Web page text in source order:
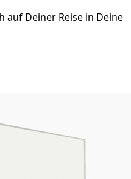
auf Deiner Reise in Deine